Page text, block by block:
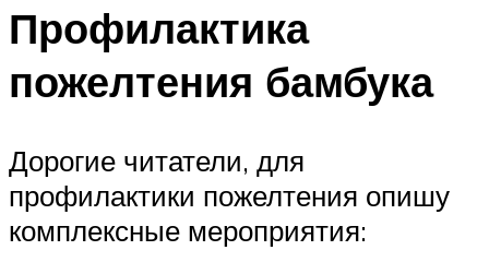
Профилактика
пожелтения бамбука
Дорогие читатели, для
профилактики пожелтения опишу
комплексные мероприятия: